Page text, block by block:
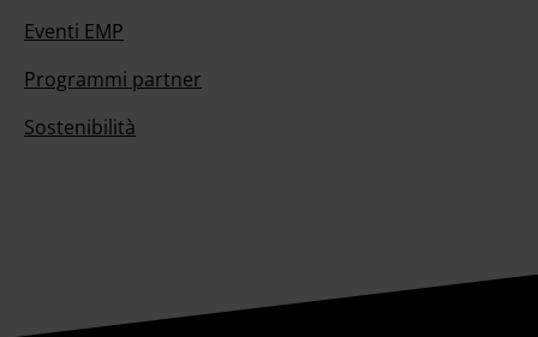
Eventi EMP
Programmi partner
Sostenibilità